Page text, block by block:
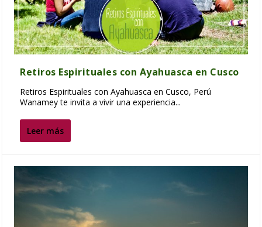
Retiros Espirituales con Ayahuasca en Cusco
Retiros Espirituales con Ayahuasca en Cusco, Perú
Wanamey te invita a vivir una experiencia...
Leer más